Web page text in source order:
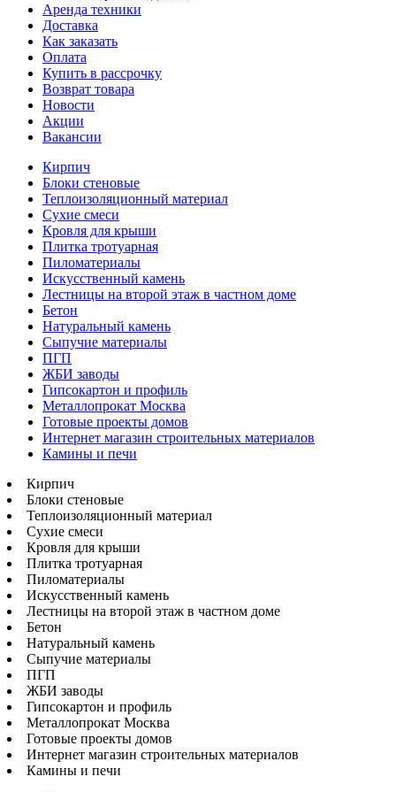
Аренда техники
Доставка
Как заказать
Оплата
Купить в рассрочку
Возврат товара
Новости
Акции
Вакансии
Кирпич
Блоки стеновые
Теплоизоляционный материал
Сухие смеси
Кровля для крыши
Плитка тротуарная
Пиломатериалы
Искусственный камень
Лестницы на второй этаж в частном доме
Бетон
Натуральный камень
Сыпучие материалы
ПГП
ЖБИ заводы
Гипсокартон и профиль
Металлопрокат Москва
Готовые проекты домов
Интернет магазин строительных материалов
Камины и печи
Кирпич
Блоки стеновые
Теплоизоляционный материал
Сухие смеси
Кровля для крыши
Плитка тротуарная
Пиломатериалы
Искусственный камень
Лестницы на второй этаж в частном доме
Бетон
Натуральный камень
Сыпучие материалы
ПГП
ЖБИ заводы
Гипсокартон и профиль
Металлопрокат Москва
Готовые проекты домов
Интернет магазин строительных материалов
Камины и печи